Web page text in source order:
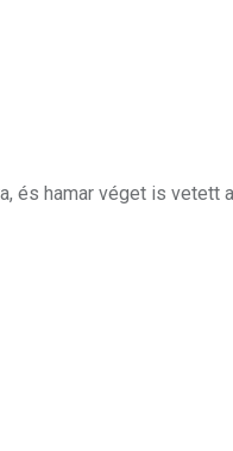
és hamar véget is vetett